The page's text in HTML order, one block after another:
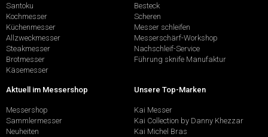
Santoku
Kochmesser
Küchenmesser
Allzweckmesser
Steakmesser
Brotmesser
Käsemesser
Besteck
Scheren
Messer schleifen
Messerschärf-Workshop
Nachschleif-Service
Führung sknife Manufaktur
Aktuell im Messershop
Messershop
Sammlermesser
Neuheiten
Unsere Top-Marken
Kai Messer
Kai Collection by Danny Khezzar
Kai Michel Bras